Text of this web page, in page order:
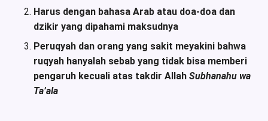
Harus dengan bahasa Arab atau doa-doa dan
dzikir yang dipahami maksudnya
Peruqyah dan orang yang sakit meyakini bahwa
ruqyah hanyalah sebab yang tidak bisa memberi
pengaruh kecuali atas takdir Allah Subhanahu wa
Ta’ala